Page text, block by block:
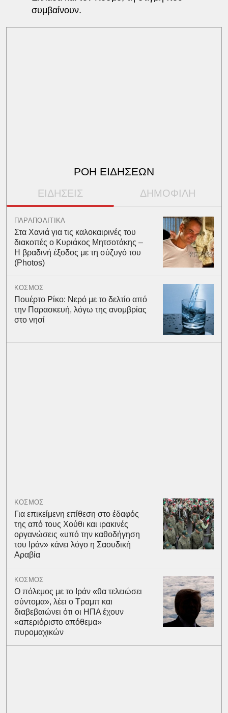
συμβαίνουν.
ΡΟΗ ΕΙΔΗΣΕΩΝ
ΕΙΔΗΣΕΙΣ ΔΗΜΟΦΙΛΗ
ΠΑΡΑΠΟΛΙΤΙΚΑ
Στα Χανιά για τις καλοκαιρινές του
διακοπές ο Κυριάκος Μητσοτάκης –
Η βραδινή έξοδος με τη σύζυγό του
(Photos)
ΚΟΣΜΟΣ
Πουέρτο Ρίκο: Νερό με το δελτίο από
την Παρασκευή, λόγω της ανομβρίας
στο νησί
ΚΟΣΜΟΣ
Για επικείμενη επίθεση στο έδαφός
της από τους Χούθι και ιρακινές
οργανώσεις «υπό την καθοδήγηση
του Ιράν» κάνει λόγο η Σαουδική
Αραβία
ΚΟΣΜΟΣ
Ο πόλεμος με το Ιράν «θα τελειώσει
σύντομα», λέει ο Τραμπ και
διαβεβαιώνει ότι οι ΗΠΑ έχουν
«απεριόριστο απόθεμα»
πυρομαχικών